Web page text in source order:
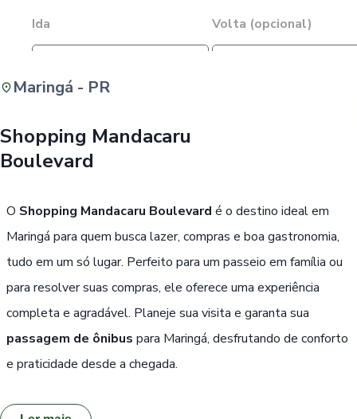
Ida Volta (opcional)
Maringá - PR
Shopping Mandacaru
Boulevard
O Shopping Mandacaru Boulevard é o destino ideal em
Maringá para quem busca lazer, compras e boa gastronomia,
tudo em um só lugar. Perfeito para um passeio em família ou
para resolver suas compras, ele oferece uma experiência
completa e agradável. Planeje sua visita e garanta sua
passagem de ônibus para Maringá, desfrutando de conforto
e praticidade desde a chegada.